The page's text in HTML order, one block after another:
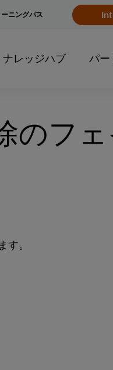
ーニングパス
ナレッジハブ パー
のフェ
。